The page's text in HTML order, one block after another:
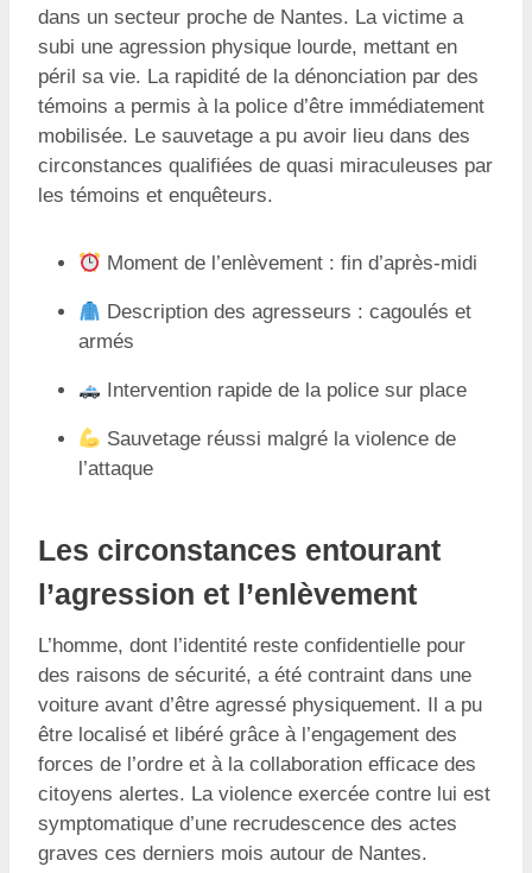
dans un secteur proche de Nantes. La victime a
subi une agression physique lourde, mettant en
péril sa vie. La rapidité de la dénonciation par des
témoins a permis à la police d’être immédiatement
mobilisée. Le sauvetage a pu avoir lieu dans des
circonstances qualifiées de quasi miraculeuses par
les témoins et enquêteurs.
Moment de l’enlèvement : fin d’après-midi
Description des agresseurs : cagoulés et
armés
Intervention rapide de la police sur place
Sauvetage réussi malgré la violence de
l’attaque
Les circonstances entourant
l’agression et l’enlèvement
L’homme, dont l’identité reste confidentielle pour
des raisons de sécurité, a été contraint dans une
voiture avant d’être agressé physiquement. Il a pu
être localisé et libéré grâce à l’engagement des
forces de l’ordre et à la collaboration efficace des
citoyens alertes. La violence exercée contre lui est
symptomatique d’une recrudescence des actes
graves ces derniers mois autour de Nantes.